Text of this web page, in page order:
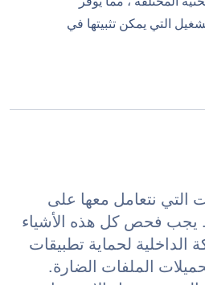
التي يمكن تثبيتها في
التي نتعامل معها على
يجب فحص كل هذه الأشياء
الداخلية لحماية تطبيقات
الملفات الضارة.